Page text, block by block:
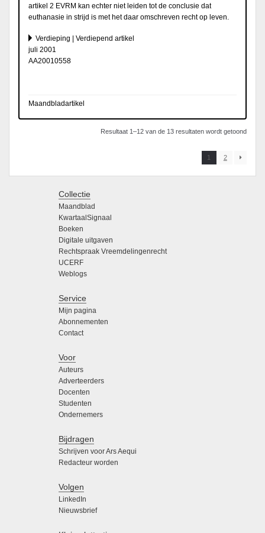
artikel 2 EVRM kan echter niet leiden tot de conclusie dat
euthanasie in strijd is met het daar omschreven recht op leven.
Verdieping | Verdiepend artikel
juli 2001
AA20010558
Maandbladartikel
Resultaat 1–12 van de 13 resultaten wordt getoond
1 2
Collectie
Maandblad
KwartaalSignaal
Boeken
Digitale uitgaven
Rechtspraak Vreemdelingenrecht
UCERF
Weblogs
Service
Mijn pagina
Abonnementen
Contact
Voor
Auteurs
Adverteerders
Docenten
Studenten
Ondernemers
Bijdragen
Schrijven voor Ars Aequi
Redacteur worden
Volgen
LinkedIn
Nieuwsbrief